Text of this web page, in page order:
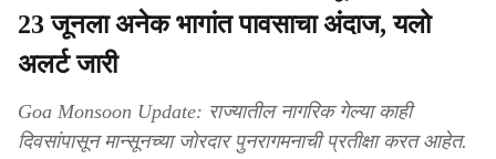
23 जूनला अनेक भागांत पावसाचा अंदाज, यलो
अलर्ट जारी
Goa Monsoon Update: राज्यातील नागरिक गेल्या काही
दिवसांपासून मान्सूनच्या जोरदार पुनरागमनाची प्रतीक्षा करत आहेत.